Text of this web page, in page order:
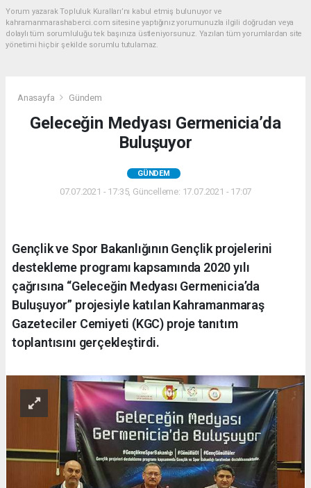
Yorum yazarak Topluluk Kuralları’nı kabul etmiş bulunuyor ve
kahramanmarashaberci.com sitesine yaptığınız yorumunuzla ilgili doğrudan veya
dolaylı tüm sorumluluğu tek başınıza üstleniyorsunuz. Yazılan tüm yorumlardan site
yönetimi hiçbir şekilde sorumlu tutulamaz.
Anasayfa Gündem
Geleceğin Medyası Germenicia’da
Buluşuyor
GÜNDEM
07.07.2021 - 17:35, Güncelleme: 17.07.2021 - 17:07
Gençlik ve Spor Bakanlığının Gençlik projelerini
destekleme programı kapsamında 2020 yılı
çağrısına “Geleceğin Medyası Germenicia’da
Buluşuyor” projesiyle katılan Kahramanmaraş
Gazeteciler Cemiyeti (KGC) proje tanıtım
toplantısını gerçekleştirdi.